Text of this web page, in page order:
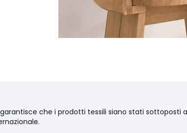
garantisce che i prodotti tessili siano stati sottoposti